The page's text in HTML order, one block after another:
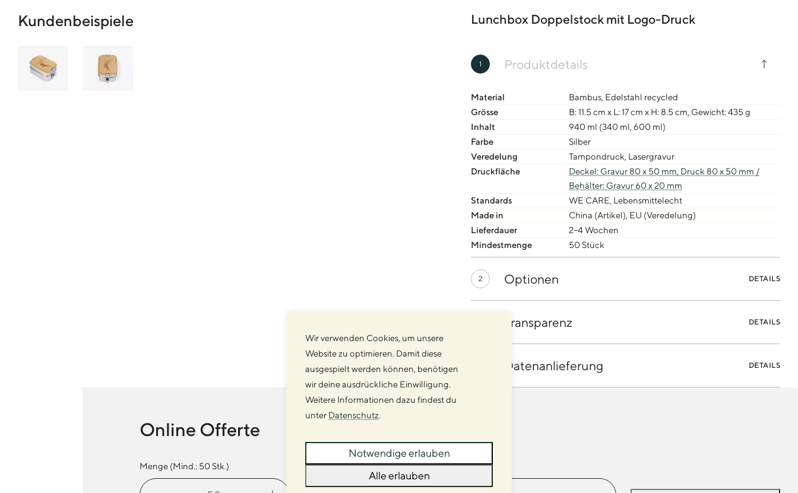
Kundenbeispiele Lunchbox Doppelstock mit Logo-Druck
1 Produktdetails
Material
Bambus, Edelstahl recycled
Grösse
B: 11.5 cm x L: 17 cm x H: 8.5 cm, Gewicht: 435 g
Inhalt
940 ml (340 ml, 600 ml)
Farbe
Silber
Veredelung
Tampondruck, Lasergravur
Druckfläche
Deckel: Gravur 80 x 50 mm, Druck 80 x 50 mm /
Behälter: Gravur 60 x 20 mm
Standards
WE CARE, Lebensmittelecht
Made in
China (Artikel), EU (Veredelung)
Lieferdauer
2–4 Wochen
Mindestmenge
50 Stück
2 Optionen DETAILS
Transparenz DETAILS
Datenanlieferung DETAILS
Online Offerte
Menge (Mind.: 50Stk.)
Lunchbox
Veredelung
Wir verwenden Cookies, um unsere
Website zu optimieren. Damit diese
ausgespielt werden können, benötigen
wir deine ausdrückliche Einwilligung.
Weitere Informationen dazu findest du
unter Datenschutz.
Notwendige erlauben
Alle erlauben